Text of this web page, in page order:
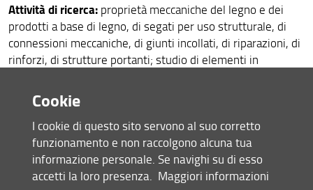
Attività di ricerca:proprietà meccaniche del legno e dei
prodotti a base di legno, di segati per uso strutturale, di
connessioni meccaniche, di giunti incollati, di riparazioni, di
rinforzi, di strutture portanti; studio di elementi in
applicazione della classificazione visuale, e a macchina;
monitoraggio strutturale, ispezione e diagnosi in opera e di
strutture lignee antiche.
Cookie
I cookie di questo sito servono al suo corretto
funzionamento e non raccolgono alcuna tua
informazione personale. Se navighi su di esso
accetti la loro presenza. Maggiori informazioni